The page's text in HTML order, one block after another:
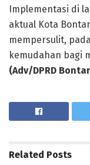
Implementasi di
aktual Kota
mempersulit,
kemudahan bagi
(Adv/DPRD
Related Posts